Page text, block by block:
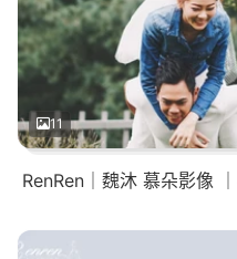
11
RenRen｜魏沐 慕朵影像